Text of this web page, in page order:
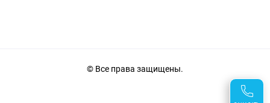
© Все права защищены.